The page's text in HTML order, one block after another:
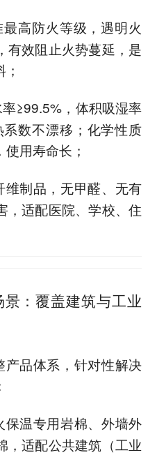
高防火等级，遇明火
有效阻止火势蔓延，是
≥99.5%，体积吸湿率
数不漂移；化学性质
用寿命长；
维制品，无甲醛、无有
，适配医院、学校、住
：覆盖建筑与工业
品体系，针对性解决
保温专用岩棉、外墙外
，适配公共建筑（工业